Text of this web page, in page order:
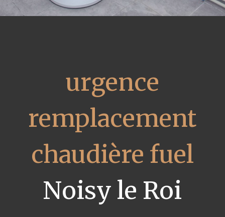
urgence
remplacement
chaudière fuel
Noisy le Roi